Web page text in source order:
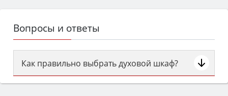
Вопросы и ответы
Как правильно выбрать духовой шкаф?
Сначала определитесь с типом (газовый или